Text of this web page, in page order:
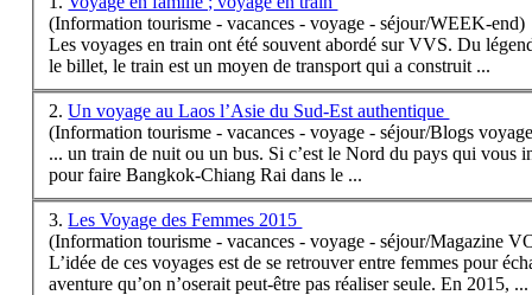
(Information tourisme - vacances - voyage - séjour/WEEK-end)
Les voyages entrain ont été souvent abordé sur VVS. Du
le billet, letrain est un moyen de transport qui a construit ...
2.Un voyage au Laos l’Asie du Sud-Est authentique
(Information tourisme - vacances - voyage - séjour/Blogs
... untrain de nuit ou un bus. Si c’est le Nord du pays qui vous
pour faire Bangkok-Chiang Rai dans le ...
3.Les Voyage des Femmes 2015
(Information tourisme - vacances - voyage - séjour/Magazine
L’idée de ces voyages est de se retrouver entre femmes pour
aventure qu’on n’oserait peut-être pas réaliser seule. En 2015, ...